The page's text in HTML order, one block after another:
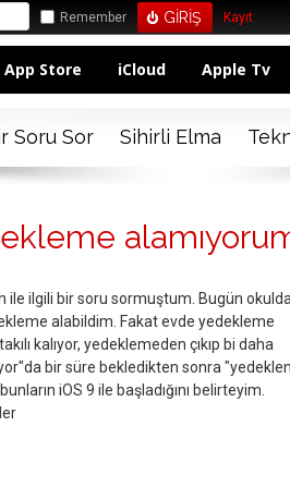
Remember Kayıt
App Store iCloud Apple Tv
Soru Sor Sihirli Elma
ile ilgili bir soru sormuştum. Bugün okulda
alabildim. Fakat evde yedekleme
kalıyor, yedeklemeden çıkıp bi daha
bir süre bekledikten sonra
iOS 9 ile başladığını belirteyim.